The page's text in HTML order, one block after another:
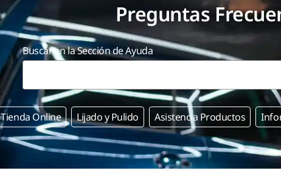
Preguntas
Buscar en la Sección de Ayuda
Tienda Online Lijado y Pulido Asistencia Productos